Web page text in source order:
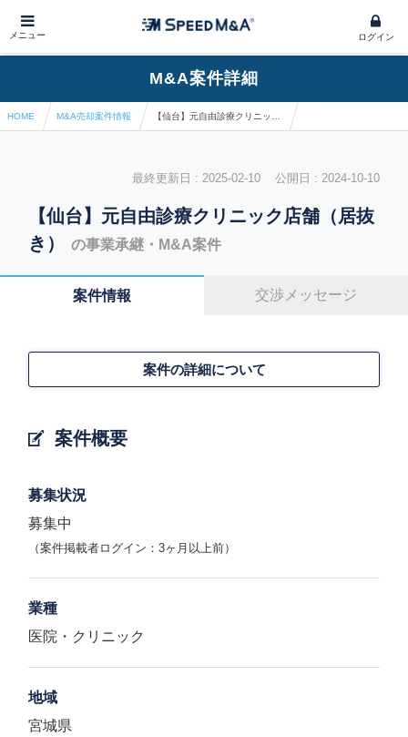
メニュー ログイン
M&A案件詳細
HOME M&A売却案件情報
最終更新日 : 2025-02-10 公開日 : 2024-10-10
【仙台】元自由診療クリニック店舗（居抜
き）
の事業承継・M&A案件
案件情報 交渉メッセージ
案件概要
案件の詳細について
募集状況
募集中
（案件掲載者ログイン：3ヶ月以上前）
業種
医院・クリニック
地域
宮城県